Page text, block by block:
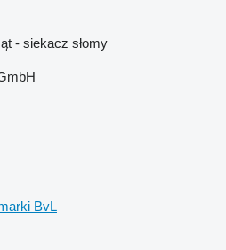
- siekacz słomy
BvL